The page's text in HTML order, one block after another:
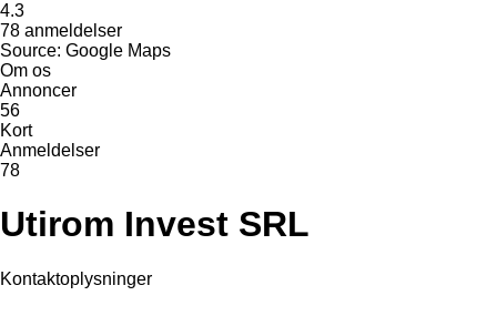
4.3
78 anmeldelser
Source: Google Maps
Om os
Annoncer
56
Kort
Anmeldelser
78
Utirom Invest SRL
Kontaktoplysninger